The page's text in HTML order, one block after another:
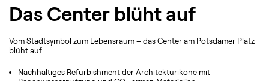
Das Center blüht auf
Vom Stadtsymbol zum Lebensraum – das Center am Potsdamer Platz
blüht auf
Nachhaltiges Refurbishment der Architekturikone mit